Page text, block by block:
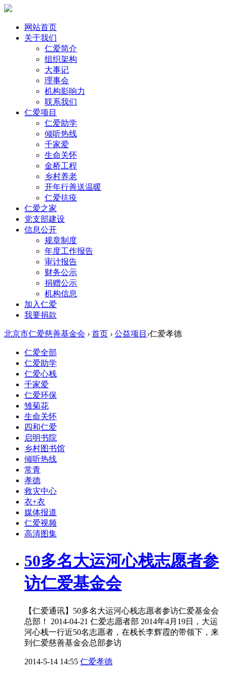
网站首页
关于我们
仁爱简介
组织架构
大事记
理事会
机构影响力
联系我们
仁爱项目
仁爱助学
倾听热线
千家爱
生命关怀
金桥工程
乡村养老
开年行善送温暖
仁爱抗疫
仁爱之家
党支部建设
信息公开
规章制度
年度工作报告
审计报告
财务公示
捐赠公示
机构信息
加入仁爱
我要捐款
北京市仁爱慈善基金会 › 首页 › 公益项目 ›仁爱孝德
仁爱全部
仁爱助学
仁爱心栈
千家爱
仁爱环保
雏菊花
生命关怀
四和仁爱
启明书院
乡村图书馆
倾听热线
常青
孝德
救灾中心
衣+衣
媒体报道
仁爱视频
高清图集
50多名大运河心栈志愿者参
访仁爱基金会
【仁爱通讯】50多名大运河心栈志愿者参访仁爱基金会
总部！ 2014-04-21 仁爱志愿者部 2014年4月19日，大运
河心栈一行近50名志愿者，在栈长李辉霞的带领下，来
到仁爱慈善基金会总部参访
2014-5-14 14:55 仁爱孝德